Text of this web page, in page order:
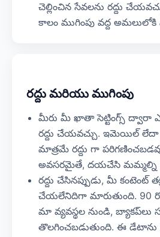
చెల్లించిన సేవలను రద్దు
కాలం ముగింపు వద్ద అమలులోకి
రద్దు మరియు ముగింపు
మీరు మీ ఖాతా సెట్టింగ్స్ ద్వారా
రద్దు చేయవచ్చు. ఇమెయిల్ లేదా
మాత్రమే రద్దు గా
అవసరమైతే, దయచేసి మమ్మల్ని
రద్దు చేసినప్పుడు, మీ కంటెంట్
చేయలేనిదిగా మారుతుంది. 90
మా వ్యవస్థల నుండి, బ్యాకప్‌లు
తొలగించబడుతుంది. ఈ